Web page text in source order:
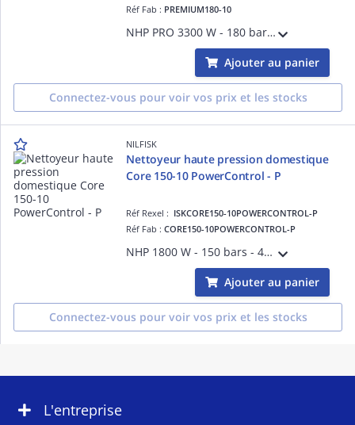
Réf Fab : PREMIUM180-10
NHP PRO 3300 W - 180 bars - 650 l/h - Pompe alu - Piston inox - Moteur induction - Fléxible : 10m acier armé avec enrouleur - Utilisation : intensive 70 m²/h - Accessoires fournis : 2 buses - Garantie 1 an pro et 2 ans domestique
Ajouter au panier
Connectez-vous pour voir vos prix et les stocks
NILFISK
Nettoyeur haute pression domestique
Core 150-10 PowerControl - P
Réf Rexel : ISKCORE150-10POWERCONTROL-P
Réf Fab :CORE150-10POWERCONTROL-P
NHP 1800 W - 150 bars - 480 l/h - Pompe métal - Piston inox - Moteur Ultra Torque - Flexible 10m avec enrouleur - Utilisation régulière 45 m²/h - Accessoires : 2 buses, canon à mousse - Garantie 2 ans usage domestique
Ajouter au panier
Connectez-vous pour voir vos prix et les stocks
L'entreprise